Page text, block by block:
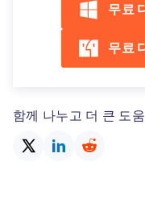
무료
무료
함께 나누고 더 큰 도